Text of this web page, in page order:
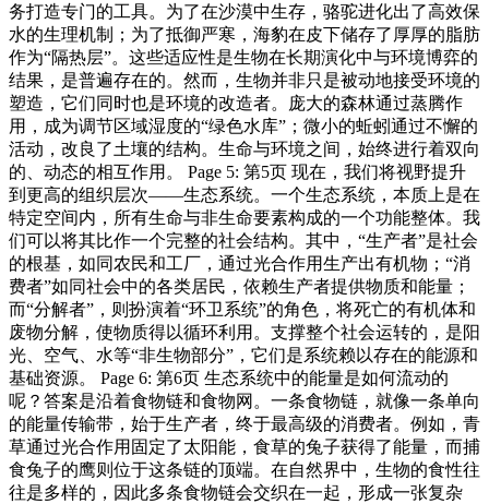
务打造专门的工具。为了在沙漠中生存，骆驼进化出了高效保
水的生理机制；为了抵御严寒，海豹在皮下储存了厚厚的脂肪
作为“隔热层”。这些适应性是生物在长期演化中与环境博弈的
结果，是普遍存在的。然而，生物并非只是被动地接受环境的
塑造，它们同时也是环境的改造者。庞大的森林通过蒸腾作
用，成为调节区域湿度的“绿色水库”；微小的蚯蚓通过不懈的
活动，改良了土壤的结构。生命与环境之间，始终进行着双向
的、动态的相互作用。 Page 5: 第5页 现在，我们将视野提升
到更高的组织层次——生态系统。一个生态系统，本质上是在
特定空间内，所有生命与非生命要素构成的一个功能整体。我
们可以将其比作一个完整的社会结构。其中，“生产者”是社会
的根基，如同农民和工厂，通过光合作用生产出有机物；“消
费者”如同社会中的各类居民，依赖生产者提供物质和能量；
而“分解者”，则扮演着“环卫系统”的角色，将死亡的有机体和
废物分解，使物质得以循环利用。支撑整个社会运转的，是阳
光、空气、水等“非生物部分”，它们是系统赖以存在的能源和
基础资源。 Page 6: 第6页 生态系统中的能量是如何流动的
呢？答案是沿着食物链和食物网。一条食物链，就像一条单向
的能量传输带，始于生产者，终于最高级的消费者。例如，青
草通过光合作用固定了太阳能，食草的兔子获得了能量，而捕
食兔子的鹰则位于这条链的顶端。在自然界中，生物的食性往
往是多样的，因此多条食物链会交织在一起，形成一张复杂